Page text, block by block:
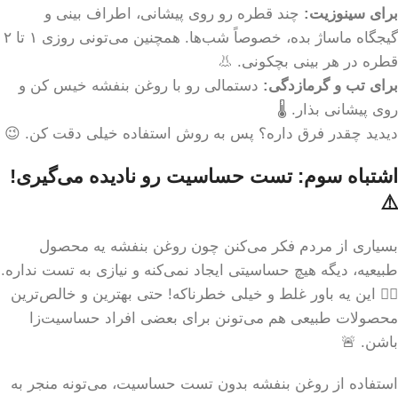
برای سینوزیت: چند قطره رو روی پیشانی، اطراف بینی و
گیجگاه ماساژ بده، خصوصاً شب‌ها. همچنین می‌تونی روزی ۱ تا ۲
قطره در هر بینی بچکونی. 👃
برای تب و گرمازدگی: دستمالی رو با روغن بنفشه خیس کن و
روی پیشانی بذار. 🌡️
دیدید چقدر فرق داره؟ پس به روش استفاده خیلی دقت کن. 😉
اشتباه سوم: تست حساسیت رو نادیده می‌گیری!
⚠️
بسیاری از مردم فکر می‌کنن چون روغن بنفشه یه محصول
طبیعیه، دیگه هیچ حساسیتی ایجاد نمی‌کنه و نیازی به تست نداره.
🙅‍♀️ این یه باور غلط و خیلی خطرناکه! حتی بهترین و خالص‌ترین
محصولات طبیعی هم می‌تونن برای بعضی افراد حساسیت‌زا
باشن. 🚨
استفاده از روغن بنفشه بدون تست حساسیت، می‌تونه منجر به